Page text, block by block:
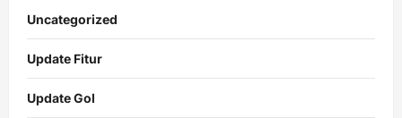
Uncategorized
Update Fitur
Update Gol